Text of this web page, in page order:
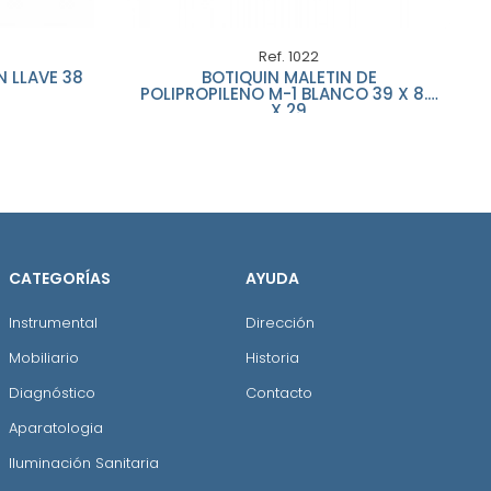
LLAVE 38
Ref. 1022
BOTIQUIN MALETIN DE
POLIPROPILENO M-1 BLANCO 39 X 8.5
X 29
CATEGORÍAS
Instrumental
Mobiliario
Diagnóstico
Aparatologia
Iluminación Sanitaria
AYUDA
Dirección
Historia
Contacto